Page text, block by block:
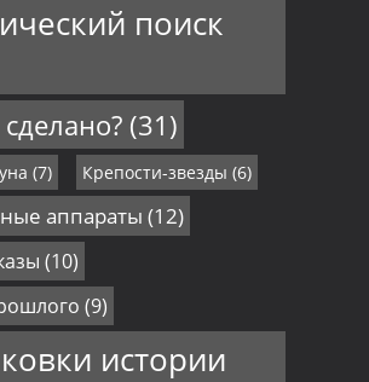
поиск
(31)
(7) Крепости-звезды (6)
аппараты (12)
(10)
(9)
истории